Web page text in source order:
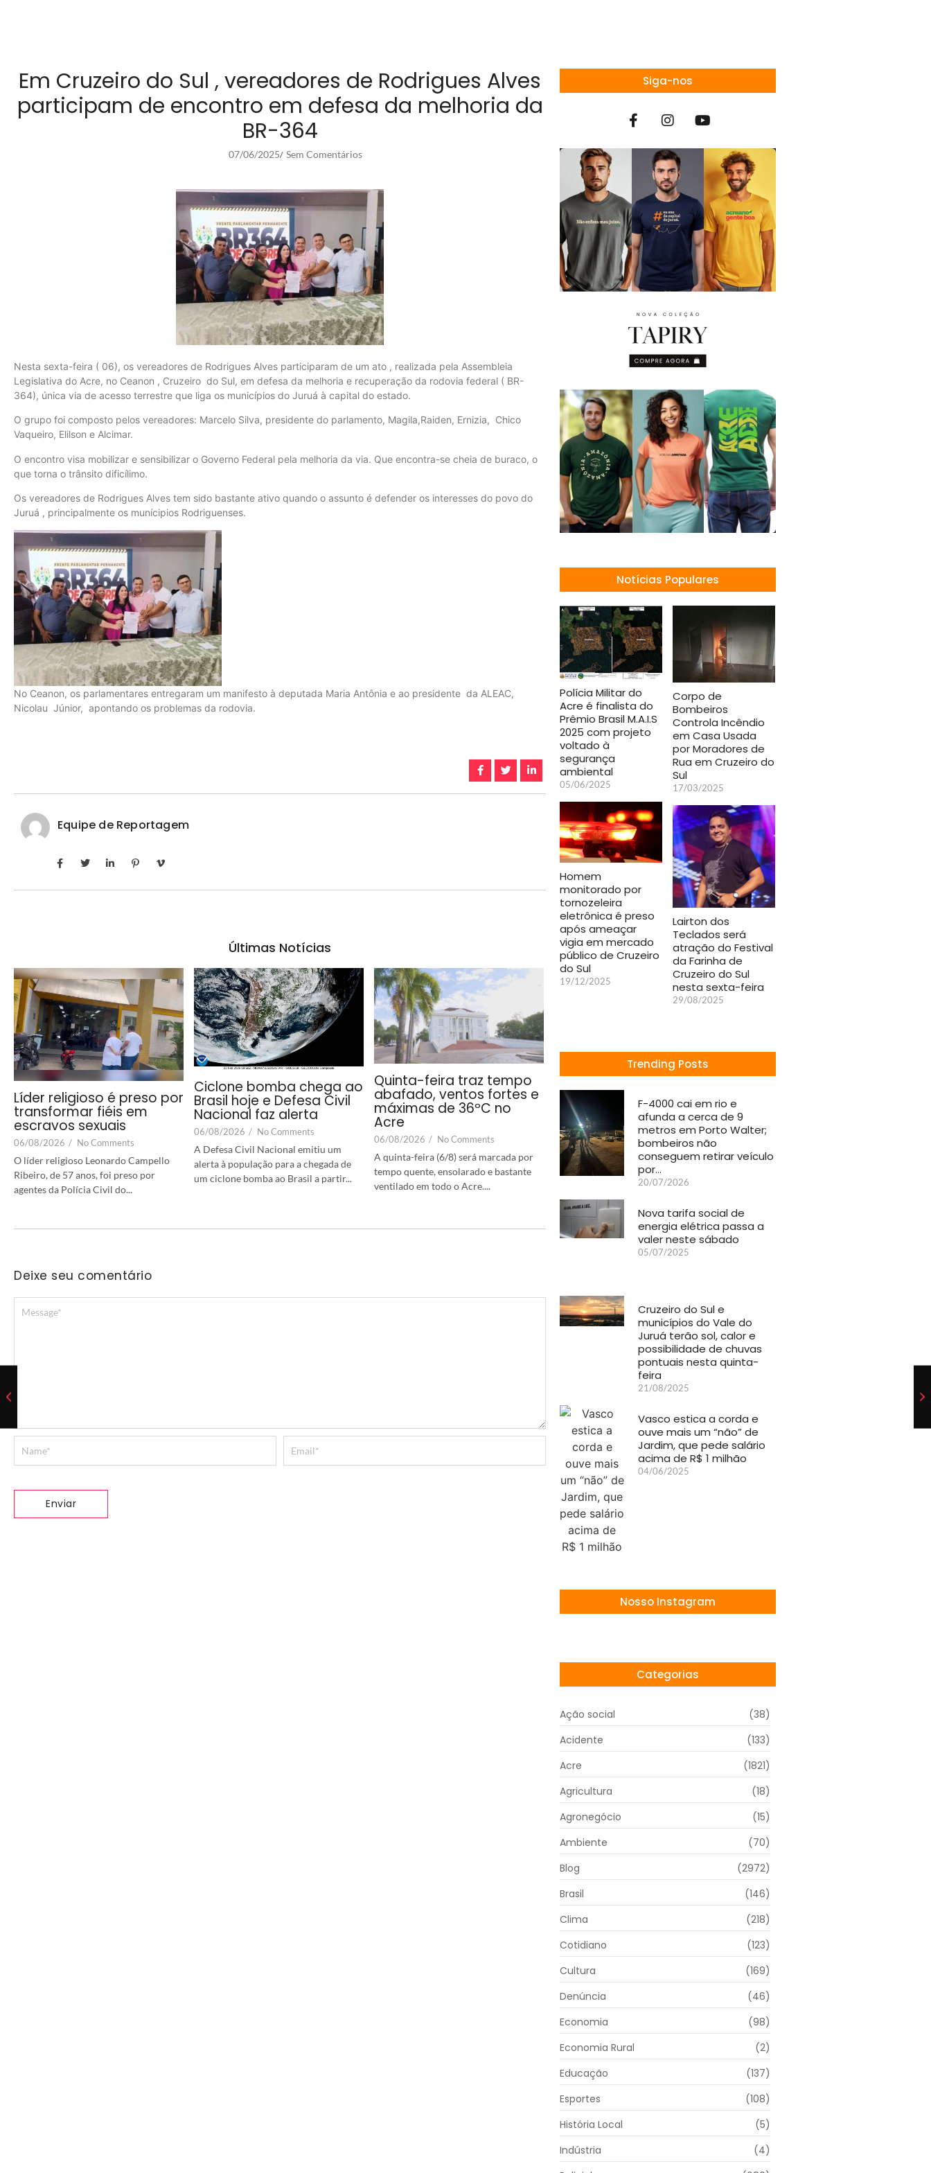
Em Cruzeiro do Sul , vereadores de Rodrigues Alves
participam de encontro em defesa da melhoria da
BR-364
07/06/2025/ Sem Comentários
Nesta sexta-feira ( 06), os vereadores de Rodrigues Alves participaram de um ato , realizada pela Assembleia
Legislativa do Acre, no Ceanon , Cruzeiro do Sul, em defesa da melhoria e recuperação da rodovia federal ( BR-
364), única via de acesso terrestre que liga os municípios do Juruá à capital do estado.
O grupo foi composto pelos vereadores: Marcelo Silva, presidente do parlamento, Magila,Raiden, Ernizia, Chico
Vaqueiro, Elilson e Alcimar.
O encontro visa mobilizar e sensibilizar o Governo Federal pela melhoria da via. Que encontra-se cheia de buraco, o
que torna o trânsito dificílimo.
Os vereadores de Rodrigues Alves tem sido bastante ativo quando o assunto é defender os interesses do povo do
Juruá , principalmente os munícipios Rodriguenses.
No Ceanon, os parlamentares entregaram um manifesto à deputada Maria Antônia e ao presidente da ALEAC,
Nicolau Júnior, apontando os problemas da rodovia.
Equipe de Reportagem
Últimas Notícias
Líder religioso é preso por
transformar fiéis em
escravos sexuais
06/08/2026 / No Comments
O líder religioso Leonardo Campello
Ribeiro, de 57 anos, foi preso por
agentes da Polícia Civil do...
Ciclone bomba chega ao
Brasil hoje e Defesa Civil
Nacional faz alerta
06/08/2026 / No Comments
A Defesa Civil Nacional emitiu um
alerta à população para a chegada de
um ciclone bomba ao Brasil a partir...
Quinta-feira traz tempo
abafado, ventos fortes e
máximas de 36ºC no
Acre
06/08/2026 / No Comments
A quinta-feira (6/8) será marcada por
tempo quente, ensolarado e bastante
ventilado em todo o Acre....
Deixe seu comentário
Siga-nos
Notícias Populares
Polícia Militar do
Acre é finalista do
Prêmio Brasil M.A.I.S
2025 com projeto
voltado à
segurança
ambiental
05/06/2025
Corpo de
Bombeiros
Controla Incêndio
em Casa Usada
por Moradores de
Rua em Cruzeiro do
Sul
17/03/2025
Homem
monitorado por
tornozeleira
eletrônica é preso
após ameaçar
vigia em mercado
público de Cruzeiro
do Sul
19/12/2025
Lairton dos
Teclados será
atração do Festival
da Farinha de
Cruzeiro do Sul
nesta sexta-feira
29/08/2025
Trending Posts
F-4000 cai em rio e
afunda a cerca de 9
metros em Porto Walter;
bombeiros não
conseguem retirar veículo
por…
20/07/2026
Nova tarifa social de
energia elétrica passa a
valer neste sábado
05/07/2025
Cruzeiro do Sul e
municípios do Vale do
Juruá terão sol, calor e
possibilidade de chuvas
pontuais nesta quinta-
feira
21/08/2025
Vasco estica a corda e
ouve mais um “não” de
Jardim, que pede salário
acima de R$ 1 milhão
04/06/2025
Nosso Instagram
Categorias
Ação social
(38)
Acidente
(133)
Acre
(1821)
Agricultura
(18)
Agronegócio
(15)
Ambiente
(70)
Blog
(2972)
Brasil
(146)
Clima
(218)
Cotidiano
(123)
Cultura
(169)
Denúncia
(46)
Economia
(98)
Economia Rural
(2)
Educação
(137)
Esportes
(108)
História Local
(5)
Indústria
(4)